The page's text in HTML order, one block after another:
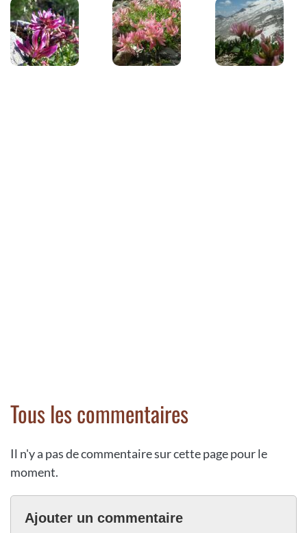
Tous les commentaires
Il n'y a pas de commentaire sur cette page pour le
moment.
Ajouter un commentaire